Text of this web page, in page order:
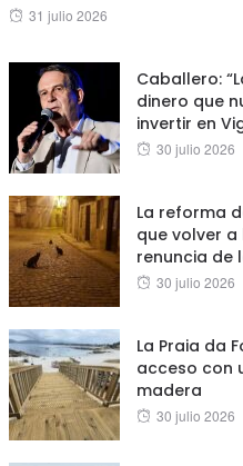
Posted
31 julio 2026
Caballero:
dinero que
invertir en
Posted
30 julio 2026
La reforma
que volver
renuncia de
Posted
30 julio 2026
La Praia da
acceso con
madera
Posted
30 julio 2026